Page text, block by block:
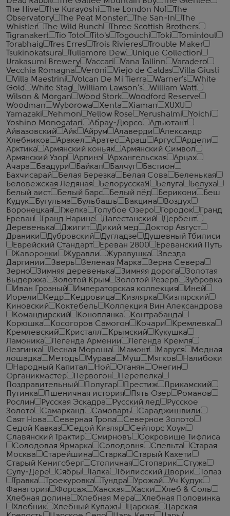
The Hive
The Kurayoshi The London №1
The
Observatory
The Peat Monster The San-In
The
Whistler
The Wild Bunch
Three Scottish Brothers
Tigranakert
Tio Toto Tito's Togouchi Toki
Tomintoul
Torabhaig
Tres Erres Trois Rivieres
Trouble Maker
Tsukinokatsura
Tullamore Dew
Unique Collection
Urakasumi Brewery
Vaccari Vana Tallinn
Varadero
Vecchia Romagna
Veroni Viejo de Caldas
Villa Giusti
Villa Maestrini
Volcan De Mi Tierra Warner's
White
Gold
White Stag William Lawson's
William Watt
Wilson & Morgan
Wood Stork
Woodford Reserve
Woodman
Wyborowa Xenta Xiaman
XUXU
Yamazaki
Yehmon Yellow Rose Yerushalmi
Yoichi
Yoshino Monogatari
Абрау-Дюрсо
Адъютант
Айвазовский
Айк Айрум Алаверди
Александр
Хлебников
Аракел Аратес Араш Аргус
Ардели
Арктика
Армянский коньяк
Армянский Символ
Армянский Узор
Арпинэ Архангельская
Арцах
Ачара
Баадури Байкал Балчуг
Бастион
Бахчисарай
Белая Березка Белая Сова
Беленькая
Беловежская Ледяная
БелорусскаЯ Белуга
Белуха
Белый аист
Белый Барс Белый лёд Берикони
Беш
Кудук
Бугульма Бульбашъ Вакцина
Воздух
Воронецкая
Гжелка Голубое Озеро Городок
Гранд
Ереван
Гранд Нарине Дагестанский
Дербент
Деревенька
Джигит Дикий мед
Доктор Август
Драники
Дубровский Дугладзе
Душевный Тбилиси
Еврейский Стандарт
Ереван 2800
Ереванский Путь
Жаворонки
Журавли Журавушка
Звезда
Даргинии
Зверь Зеленая Марка
Зерна Севера
Зерно
Зимняя деревенька Зимняя дорога
Золотая
Выдержка
Золотой Крым Золотой Резерв
Зубровка
Иван Грозный
Императорская коллекция
Иней
Иорели
Кедр Кедровица Кизлярка
Кизлярский
Киновский
Коктебель
Коллекция Вин Александрова
Командирский
Коноплянка
Контрабанда
Корюшка
Косогоров Самогон Кочари
Кремлевка
Кремлевский
Кристалл Крымский
Кукушка
Ламоника
Легенда Армении
Легенда Кремля
Лезгинка
Лесная Мороша Мамонт Маруся
Медная
лошадка
Методъ Мурава Муш Мягков
Налибоки
Народный Капитал
Ной Оганян
Онегин
Органикмастер
Первогон
Перепелка
Поздравительный
Полугар Престиж
Прикамский
Путинка
Пшеничная история Пять Озер
Романов
Рослин
Русская Эскадра Русский лед
Русское
Золото
Самарканд Самоваръ
Сараджишвили
Саят Нова
Северная Тропа
Северное Золото
Седой Кавказ
Седой Кизляр
Сейлорс Хоум
Славянский Трактир
Смирновъ
Сокровище Тифлиса
Солодовая Ярмарка
Солодовня Спельта
Старая
Москва
Старейшина Старка
Старый Кахети
Старый Кенигсберг
Столичная Стопарик
Стужа
Сулу-Дере
Сябры Талка Тбилисский Дворик
Топаз
Травка
Троекуровка Тундра Урожай
Уч Кудук
Фанагория
Форсаж Ханская Хаски
Хлеб & Соль
Хлебная долина
Хлебная Мера
Хлебная Половинка
Хлебник
Хлебный Купажъ Царская
Царская